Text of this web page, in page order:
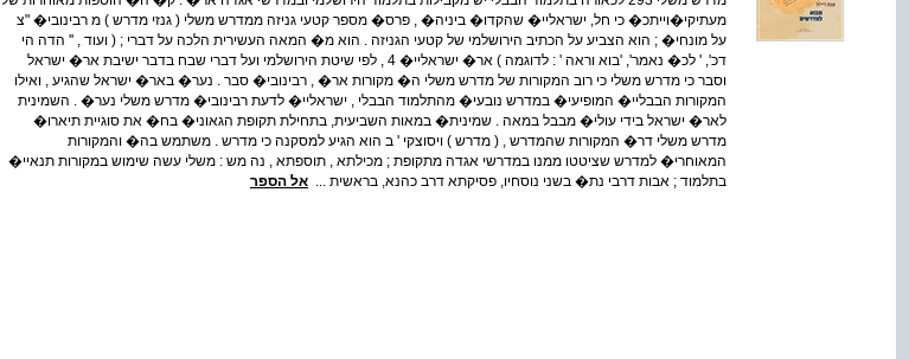
מעתיקי�וייתכ� כי חל, ישראליי� שהקדו� ביניה� , פרס� מספר קטעי גניזה ממדרש משלי ( גנזי מדרש ) מ רבינובי� "צ
על מונחי� ; הוא הצביע על הכתיב הירושלמי של קטעי הגניזה . הוא מ� המאה העשירית הלכה על דברי ; ( ועוד , '' הדה הי
דכ', ' לכ� נאמר', 'בוא וראה ' : לדוגמה ) אר� ישראליי� 4 , לפי שיטת הירושלמי ועל דברי שבח בדבר ישיבת אר� ישראל
וסבר כי מדרש משלי כי רוב המקורות של מדרש משלי ה� מקורות אר� , רבינובי� סבר . נער� באר� ישראל שהגיע , ואילו
המקורות הבבליי� המופיעי� במדרש נובעי� מהתלמוד הבבלי , ישראליי� לדעת רבינובי� מדרש משלי נער� . השמינית
לאר� ישראל בידי עולי� מבבל במאה . שמינית� במאות השביעית, בתחילת תקופת הגאוני� בח� את סוגיית תיארו�
מדרש משלי דר� המקורות שהמדרש , ( מדרש ) ויסוצקי ' ב הוא הגיע למסקנה כי מדרש . משתמש בה� והמקורות
המאוחרי� למדרש שציטטו ממנו במדרשי אגדה מתקופת ; מכילתא , תוספתא , נה מש : משלי עשה שימוש במקורות תנאיי�
בתלמוד ; אבות דרבי נת� בשני נוסחיו, פסיקתא דרב כהנא, בראשית ... אל הספר